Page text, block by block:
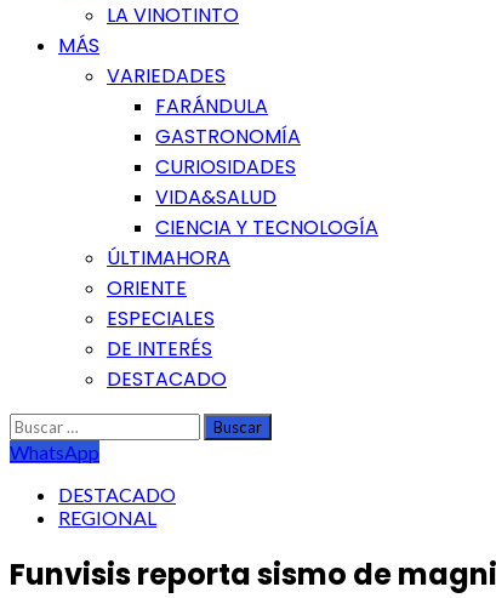
LA VINOTINTO
MÁS
VARIEDADES
FARÁNDULA
GASTRONOMÍA
CURIOSIDADES
VIDA&SALUD
CIENCIA Y TECNOLOGÍA
ÚLTIMAHORA
ORIENTE
ESPECIALES
DE INTERÉS
DESTACADO
Buscar:
WhatsApp
DESTACADO
REGIONAL
​Funvisis reporta sismo de